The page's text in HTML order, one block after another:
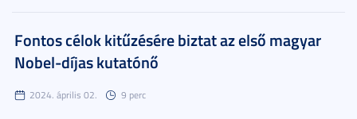
Fontos célok kitűzésére biztat az első magyar
Nobel-díjas kutatónő
2024. április 02. 9 perc